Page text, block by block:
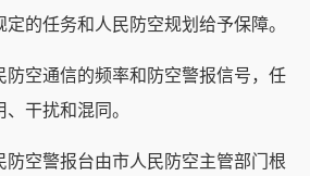
的任务和人民防空规划给予保障。
防空通信的频率和防空警报信号，任
干扰和混同。
防空警报台由市人民防空主管部门根